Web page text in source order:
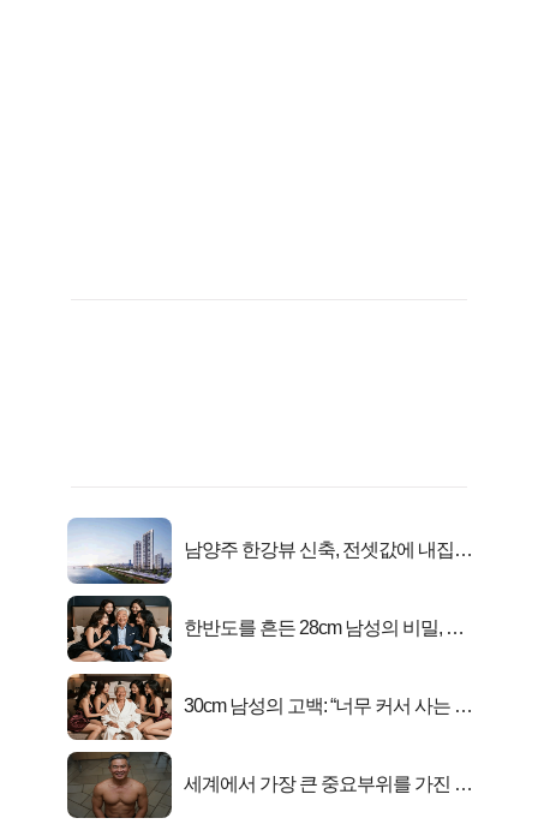
남양주 한강뷰 신축, 전셋값에 내집마
한반도를 흔든 28cm 남성의 비밀, 매
30cm 남성의 고백: “너무 커서 사는 게
세계에서 가장 큰 중요부위를 가진 남